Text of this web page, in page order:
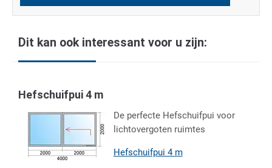
Dit kan ook interessant voor u zijn:
Hefschuifpui 4 m
De perfecte Hefschuifpui voor
lichtovergoten ruimtes
Hefschuifpui 4 m